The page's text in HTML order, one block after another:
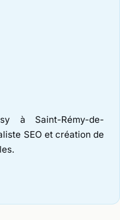
à Saint-Rémy-de-
SEO et création de